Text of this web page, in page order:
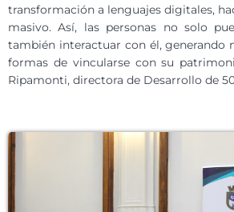
transformación a lenguajes digitales,
masivo. Así, las personas no solo
también interactuar con él, generando
formas de vincularse con su
Ripamonti, directora de Desarrollo de